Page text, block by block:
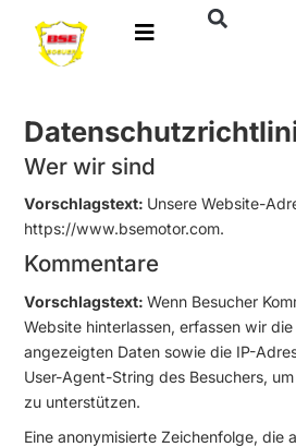
Wer wir sind
Vorschlagstext: Unsere Website-
https://www.bsemotor.com.
Kommentare
Vorschlagstext:Wenn Besucher
Website hinterlassen, erfassen wir
angezeigten Daten sowie die IP-
User-Agent-String des Besuchers,
zu unterstützen.
Eine anonymisierte Zeichenfolge, die